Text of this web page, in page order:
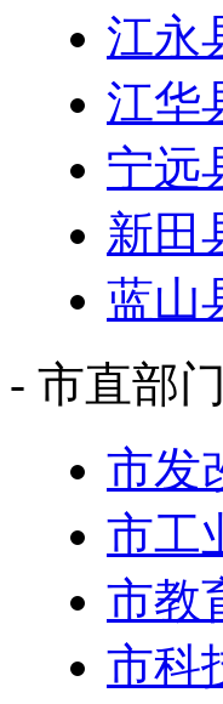
江永
江华
宁远
新田
蓝山
- 市直部
市发
市工
市教
市科